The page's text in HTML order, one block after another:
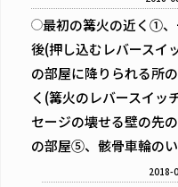
最初の篝火の近く①
後(押し込むレバースイ
の部屋に降りられる所
く(篝火のレバースイ
セージの壊せる壁の先
の部屋⑤、骸骨車輪の
2018-